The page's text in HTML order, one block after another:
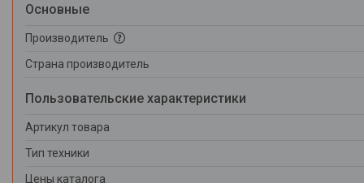
Основные
Производитель
Страна производитель
Пользовательские характеристики
Артикул товара
Тип техники
Цены каталога